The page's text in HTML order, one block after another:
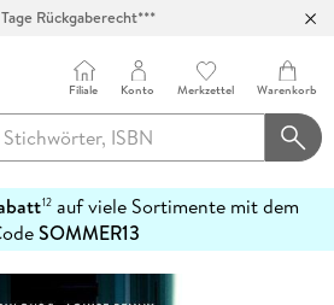
Rückgaberecht***
Filiale Konto Merkzettel Warenkorb
12auf viele Sortimente mit dem
SOMMER13